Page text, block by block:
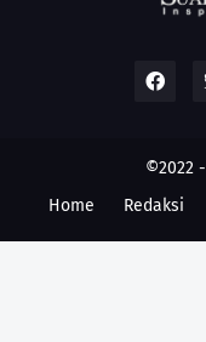
©2022 -
Home
Redaksi